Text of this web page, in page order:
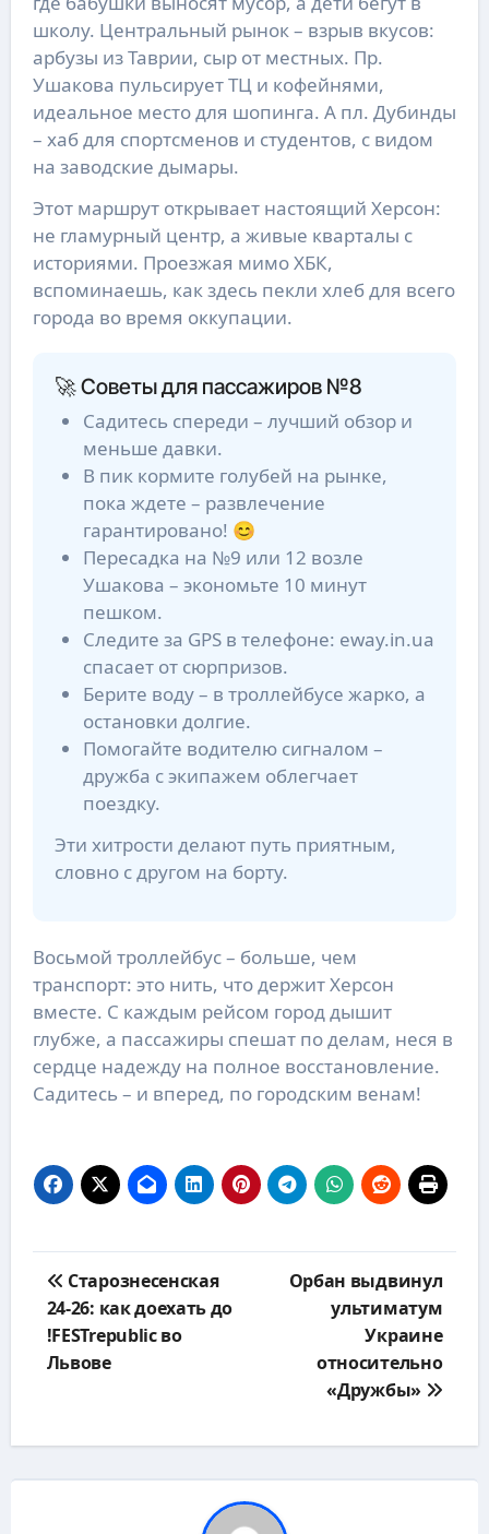
школу. Центральный рынок – взрыв вкусов:
арбузы из Таврии, сыр от местных. Пр.
Ушакова пульсирует ТЦ и кофейнями,
идеальное место для шопинга. А пл. Дубинды
– хаб для спортсменов и студентов, с видом
на заводские дымары.
Этот маршрут открывает настоящий Херсон:
не гламурный центр, а живые кварталы с
историями. Проезжая мимо ХБК,
вспоминаешь, как здесь пекли хлеб для всего
города во время оккупации.
🚀 Советы для пассажиров №8
Садитесь спереди – лучший обзор и
меньше давки.
В пик кормите голубей на рынке,
пока ждете – развлечение
гарантировано! 😊
Пересадка на №9 или 12 возле
Ушакова – экономьте 10 минут
пешком.
Следите за GPS в телефоне: eway.in.ua
спасает от сюрпризов.
Берите воду – в троллейбусе жарко, а
остановки долгие.
Помогайте водителю сигналом –
дружба с экипажем облегчает
поездку.
Эти хитрости делают путь приятным,
словно с другом на борту.
Восьмой троллейбус – больше, чем
транспорт: это нить, что держит Херсон
вместе. С каждым рейсом город дышит
глубже, а пассажиры спешат по делам, неся в
сердце надежду на полное восстановление.
Садитесь – и вперед, по городским венам!
по
записям
Старознесенская
24-26: как доехать до
!FESTrepublic во
Львове
Орбан выдвинул
ультиматум
Украине
относительно
«Дружбы»